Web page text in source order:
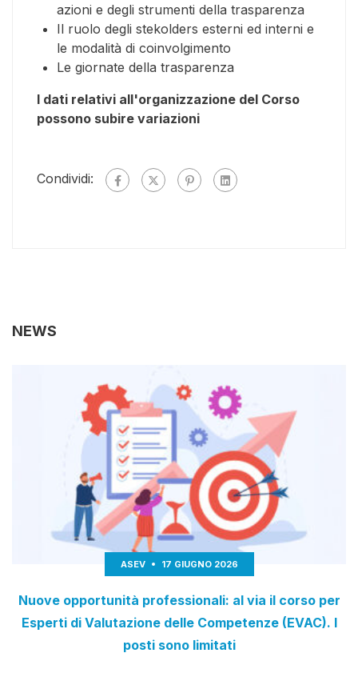
azioni e degli strumenti della trasparenza
Il ruolo degli stekolders esterni ed interni e
le modalità di coinvolgimento
Le giornate della trasparenza
I dati relativi all'organizzazione del Corso
possono subire variazioni
Condividi:
NEWS
ASEV 17 GIUGNO 2026
Nuove opportunità professionali: al via il corso per
Esperti di Valutazione delle Competenze (EVAC). I
posti sono limitati